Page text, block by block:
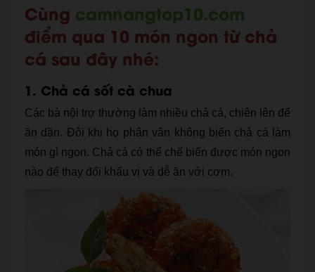
Cùng camnangtop10.com
điểm qua 10 món ngon từ chả
cá sau đây nhé:
1. Chả cá sốt cà chua
Các bà nội trợ thường làm nhiều chả cá, chiên lên để
ăn dần. Đôi khi họ phân vân không biến chả cá làm
món gì ngon. Chả cá có thể chế biến được món ngon
nào để thay đổi khẩu vị và dễ ăn với cơm.